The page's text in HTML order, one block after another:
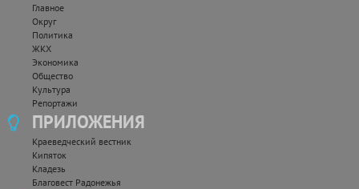
Главное
Округ
Политика
ЖКХ
Экономика
Общество
Культура
Репортажи
ПРИЛОЖЕНИЯ
Краеведческий вестник
Кипяток
Кладезь
Благовест Радонежья